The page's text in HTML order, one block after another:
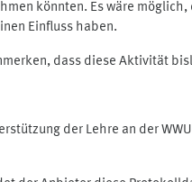
könnten. Es wäre
Einfluss haben.
dass diese Aktivität
der Lehre an der